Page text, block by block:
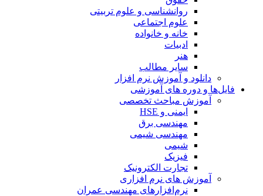
روانشناسی و علوم تربیتی
علوم اجتماعی
خانه و خانواده
ادبیات
هنر
سایر مطالب
دانلود و آموزش نرم افزار
فایل‌ها و دوره های آموزشی
آموزش مباحث تخصصی
ایمنی و HSE
مهندسی برق
مهندسی شیمی
شیمی
فیزیک
تجارت الکترونیک
آموزش های نرم افزاری
نرم‌افزارهای مهندسی عمران